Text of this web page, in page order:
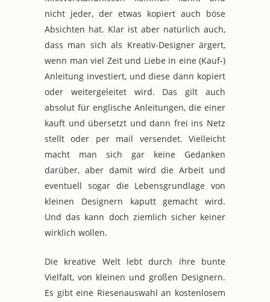
nicht jeder, der etwas kopiert auch böse
Absichten hat. Klar ist aber natürlich auch,
dass man sich als Kreativ-Designer ärgert,
wenn man viel Zeit und Liebe in eine (Kauf-)
Anleitung investiert, und diese dann kopiert
oder weitergeleitet wird. Das gilt auch
absolut für englische Anleitungen, die einer
kauft und übersetzt und dann frei ins Netz
stellt oder per mail versendet. Vielleicht
macht man sich gar keine Gedanken
darüber, aber damit wird die Arbeit und
eventuell sogar die Lebensgrundlage von
kleinen Designern kaputt gemacht wird.
Und das kann doch ziemlich sicher keiner
wirklich wollen.
Die kreative Welt lebt durch ihre bunte
Vielfalt, von kleinen und großen Designern.
Es gibt eine Riesenauswahl an kostenlosem